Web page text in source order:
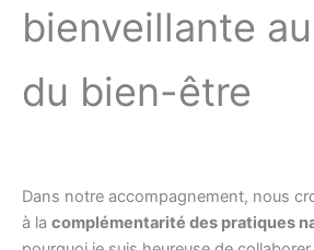
bienveillante
du bien-être
Dans notre accompagnement, nous
à la complémentarité des pratiques